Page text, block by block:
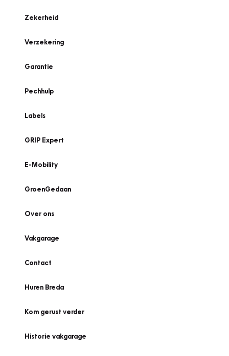
Zekerheid
Verzekering
Garantie
Pechhulp
Labels
GRIP Expert
E-Mobility
GroenGedaan
Over ons
Vakgarage
Contact
Huren Breda
Kom gerust verder
Historie vakgarage